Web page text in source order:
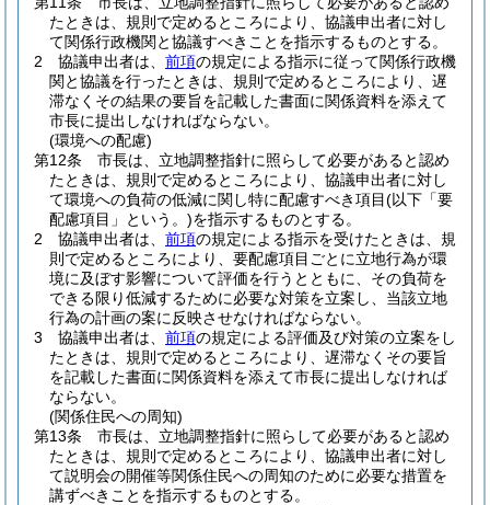
たときは、規則で定めるところにより、協議申出者に対し
て関係行政機関と協議すべきことを指示するものとする。
2
協議申出者は、 前項の規定による指示に従って関係行政機
関と協議を行ったときは、規則で定めるところにより、遅
滞なくその結果の要旨を記載した書面に関係資料を添えて
市長に提出しなければならない。
(環境への配慮)
第12条
市長は、立地調整指針に照らして必要があると認め
たときは、規則で定めるところにより、協議申出者に対し
て環境への負荷の低減に関し特に配慮すべき項目(以下「要
配慮項目」という。)を指示するものとする。
2
協議申出者は、 前項の規定による指示を受けたときは、規
則で定めるところにより、要配慮項目ごとに立地行為が環
境に及ぼす影響について評価を行うとともに、その負荷を
できる限り低減するために必要な対策を立案し、当該立地
行為の計画の案に反映させなければならない。
3
協議申出者は、 前項の規定による評価及び対策の立案をし
たときは、規則で定めるところにより、遅滞なくその要旨
を記載した書面に関係資料を添えて市長に提出しなければ
ならない。
(関係住民への周知)
第13条
市長は、立地調整指針に照らして必要があると認め
たときは、規則で定めるところにより、協議申出者に対し
て説明会の開催等関係住民への周知のために必要な措置を
講ずべきことを指示するものとする。